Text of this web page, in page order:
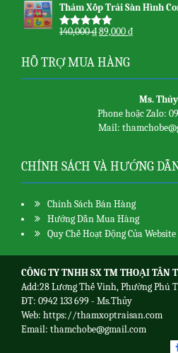
sao
Thảm Xốp Trải Sàn Hình
Được xếp
140,000₫89,000₫
HỖ TRỢ MUA HÀNG
Ms. Thủy
Phone hoặc Zalo:
Mail:
CHÍNH SÁCH VÀ HƯỚNG
Chính Sách Bán Hàng
Hướng Dẫn Mua Hàng
Quy Chế Hoạt Động Của Website
CÔNG TY TNHH SX TM THOẠI TÂN
Add:28 Lương Thế Vinh, Phường Phú
ĐT: 0942 133 699 - Ms.Thủy
Web: https://thamxoptraisan.com
Email: thamchobe@gmail.com